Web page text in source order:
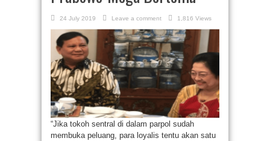
24 July 2019 Leave a comment 1,816 Views
“Jika tokoh sentral di dalam parpol sudah
membuka peluang, para loyalis tentu akan satu